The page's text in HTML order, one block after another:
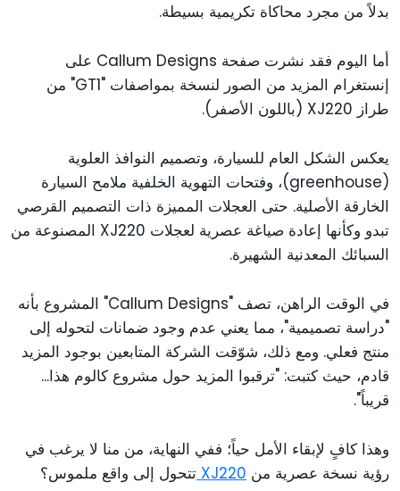
بدلاً من مجرد محاكاة تكريمية بسيطة.
أما اليوم فقد نشرت صفحة Callum Designs على
إنستغرام المزيد من الصور لنسخة بمواصفات "GT1" من
طراز XJ220 (باللون الأصفر).
يعكس الشكل العام للسيارة، وتصميم النوافذ العلوية
(greenhouse)، وفتحات التهوية الخلفية ملامح السيارة
الخارقة الأصلية. حتى العجلات المميزة ذات التصميم القرصي
تبدو وكأنها إعادة صياغة عصرية لعجلات XJ220 المصنوعة من
السبائك المعدنية الشهيرة.
في الوقت الراهن، تصف "Callum Designs" المشروع بأنه
"دراسة تصميمية"، مما يعني عدم وجود ضمانات لتحوله إلى
منتج فعلي. ومع ذلك، شوّقت الشركة المتابعين بوجود المزيد
قادم، حيث كتبت: "ترقبوا المزيد حول مشروع كالوم هذا...
قريباً".
وهذا كافٍ لإبقاء الأمل حياً؛ ففي النهاية، من منا لا يرغب في
رؤية نسخة عصرية من XJ220 تتحول إلى واقع ملموس؟